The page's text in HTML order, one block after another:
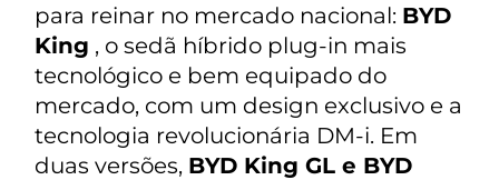
para reinar no mercado nacional: BYD
King , o sedã híbrido plug-in mais
tecnológico e bem equipado do
mercado, com um design exclusivo e a
tecnologia revolucionária DM-i. Em
duas versões, BYD King GL e BYD